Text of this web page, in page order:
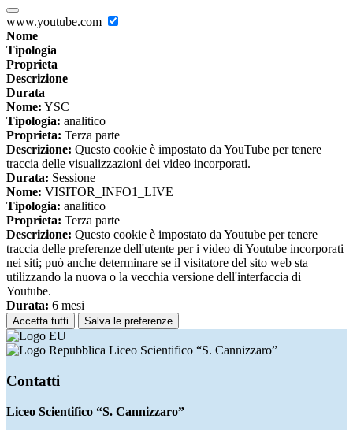
www.youtube.com
Nome
Tipologia
Proprieta
Descrizione
Durata
Nome: YSC
Tipologia: analitico
Proprieta: Terza parte
Descrizione: Questo cookie è impostato da YouTube per tenere
traccia delle visualizzazioni dei video incorporati.
Durata: Sessione
Nome: VISITOR_INFO1_LIVE
Tipologia: analitico
Proprieta: Terza parte
Descrizione: Questo cookie è impostato da Youtube per tenere
traccia delle preferenze dell'utente per i video di Youtube incorporati
nei siti; può anche determinare se il visitatore del sito web sta
utilizzando la nuova o la vecchia versione dell'interfaccia di
Youtube.
Durata: 6 mesi
Accetta tutti Salva le preferenze
Liceo Scientifico “S. Cannizzaro”
Contatti
Liceo Scientifico “S. Cannizzaro”